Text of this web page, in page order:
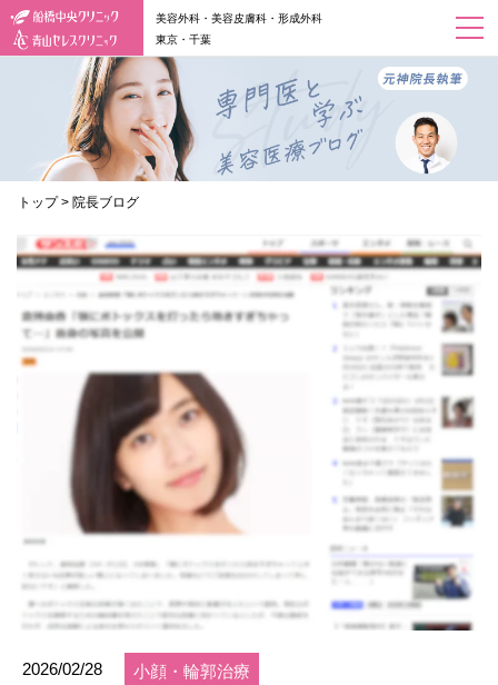
美容外科・美容皮膚科・形成外科
東京・千葉
トップ > 院長ブログ
2026/02/28 小顔・輪郭治療